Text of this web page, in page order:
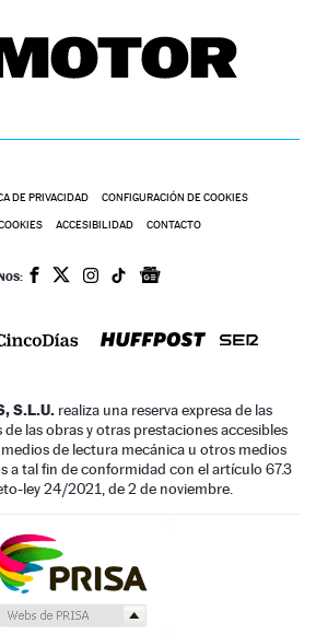
DE PRIVACIDAD CONFIGURACIÓN DE COOKIES
ACCESIBILIDAD CONTACTO
S.L.U. realiza una reserva expresa de las
las obras y otras prestaciones accesibles
de lectura mecánica u otros medios
a tal fin de conformidad con el artículo 67.3
ley 24/2021, de 2 de noviembre.